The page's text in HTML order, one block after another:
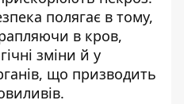
полягає в тому,
в кров,
зміни й у
що призводить